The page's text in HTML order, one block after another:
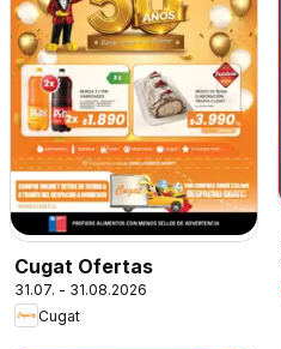
Cugat Ofertas
31.07. - 31.08.2026
Cugat